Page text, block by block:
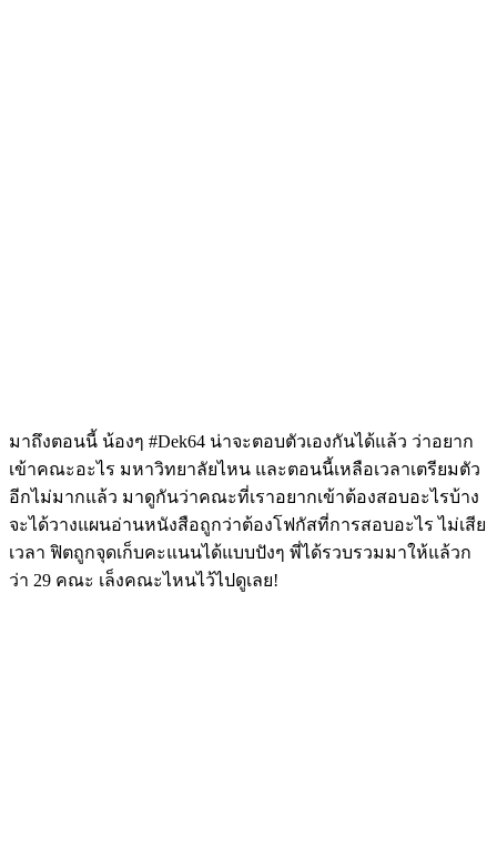
มาถึงตอนนี้ น้องๆ #Dek64 น่าจะตอบตัวเองกันได้แล้ว ว่าอยาก
เข้าคณะอะไร มหาวิทยาลัยไหน และตอนนี้เหลือเวลาเตรียมตัว
อีกไม่มากแล้ว มาดูกันว่าคณะที่เราอยากเข้าต้องสอบอะไรบ้าง
จะได้วางแผนอ่านหนังสือถูกว่าต้องโฟกัสที่การสอบอะไร ไม่เสีย
เวลา ฟิตถูกจุดเก็บคะแนนได้แบบปังๆ พี่ได้รวบรวมมาให้แล้วก
ว่า 29 คณะ เล็งคณะไหนไว้ไปดูเลย!